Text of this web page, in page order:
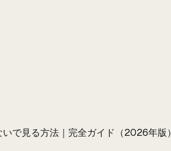
で見る方法｜完全ガイド（2026年版）